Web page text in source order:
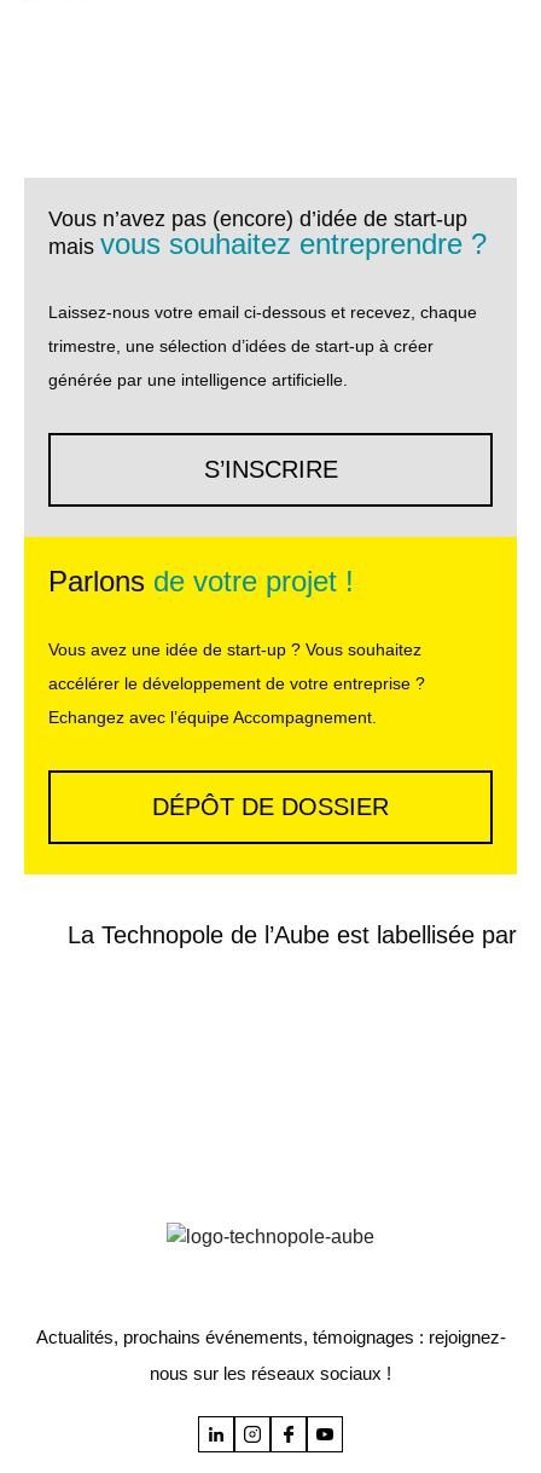
Vous n’avez pas (encore) d’idée de start-up
mais vous souhaitez entreprendre ?
Laissez-nous votre email ci-dessous et recevez, chaque
trimestre, une sélection d’idées de start-up à créer
générée par une intelligence artificielle.
S’INSCRIRE
Parlons de votre projet !
Vous avez une idée de start-up ? Vous souhaitez
accélérer le développement de votre entreprise ?
Echangez avec l’équipe Accompagnement.
DÉPÔT DE DOSSIER
La Technopole de l’Aube est labellisée par
Actualités, prochains événements, témoignages : rejoignez-
nous sur les réseaux sociaux !